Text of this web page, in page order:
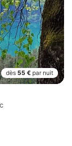
dès 55 € par nuit